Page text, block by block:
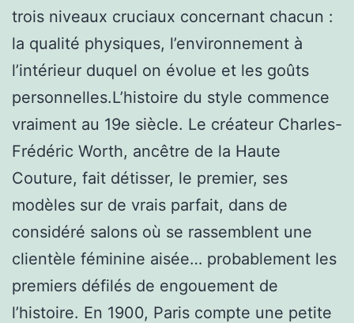
trois niveaux cruciaux concernant chacun :
la qualité physiques, l’environnement à
l’intérieur duquel on évolue et les goûts
personnelles.L’histoire du style commence
vraiment au 19e siècle. Le créateur Charles-
Frédéric Worth, ancêtre de la Haute
Couture, fait détisser, le premier, ses
modèles sur de vrais parfait, dans de
considéré salons où se rassemblent une
clientèle féminine aisée… probablement les
premiers défilés de engouement de
l’histoire. En 1900, Paris compte une petite